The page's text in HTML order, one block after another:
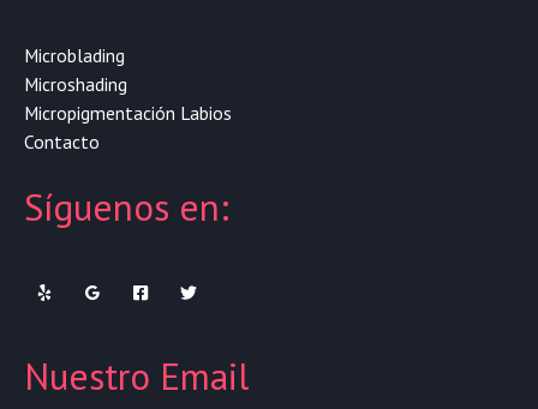
Microblading
Microshading
Micropigmentación Labios
Contacto
Síguenos en:
Nuestro Email